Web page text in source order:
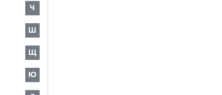
Ч
Ш
Щ
Ю